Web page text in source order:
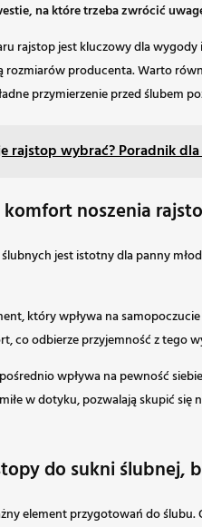
na które trzeba zwrócić
rajstop jest kluczowy dla wygody
rozmiarów producenta. Warto
przymierzenie przed ślubem
rajstop wybrać? Poradnik
noszenia
jest istotny dla panny
który wpływa na
co odbierze przyjemność z tego
wpływa na pewność
w dotyku, pozwalają skupić
do sukni ślubnej,
element przygotowań do